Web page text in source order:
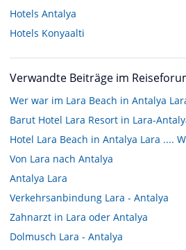
Hotels Antalya
Hotels Konyaalti
Verwandte Beiträge im
Wer war im Lara Beach in Antalya
Barut Hotel Lara Resort in Lara-
Von Lara nach Antalya
Antalya Lara
Verkehrsanbindung Lara - Antalya
Zahnarzt in Lara oder Antalya
Dolmusch Lara - Antalya